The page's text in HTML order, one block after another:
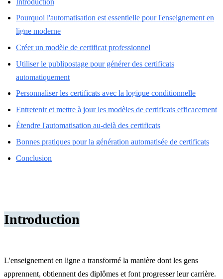
Pourquoi l'automatisation est essentielle pour l'enseignement en
ligne moderne
Créer un modèle de certificat professionnel
Utiliser le publipostage pour générer des certificats
automatiquement
Personnaliser les certificats avec la logique conditionnelle
Entretenir et mettre à jour les modèles de certificats efficacement
Étendre l'automatisation au-delà des certificats
Bonnes pratiques pour la génération automatisée de certificats
Conclusion
Introduction
L'enseignement en ligne a transformé la manière dont les gens
apprennent, obtiennent des diplômes et font progresser leur carrière.